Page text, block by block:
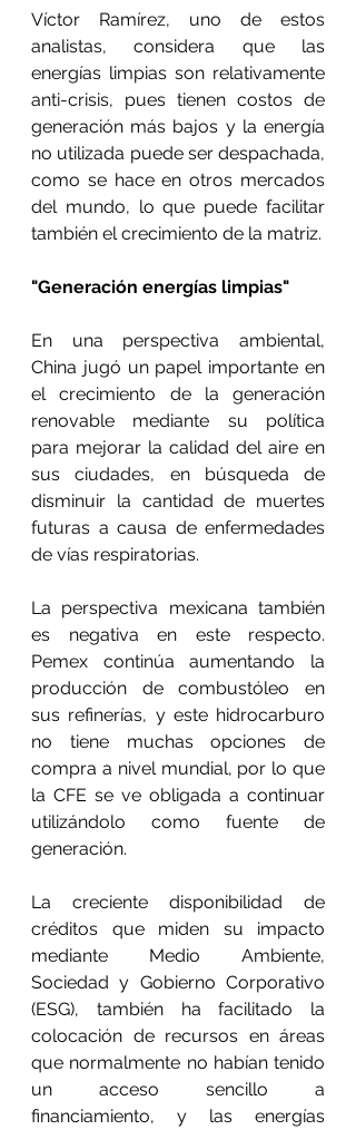
Víctor Ramírez, uno de estos
analistas, considera que las
energías limpias son relativamente
anti-crisis, pues tienen costos de
generación más bajos y la energía
no utilizada puede ser despachada,
como se hace en otros mercados
del mundo, lo que puede facilitar
también el crecimiento de la matriz.
"Generación energías limpias"
En una perspectiva ambiental,
China jugó un papel importante en
el crecimiento de la generación
renovable mediante su política
para mejorar la calidad del aire en
sus ciudades, en búsqueda de
disminuir la cantidad de muertes
futuras a causa de enfermedades
de vías respiratorias.
La perspectiva mexicana también
es negativa en este respecto.
Pemex continúa aumentando la
producción de combustóleo en
sus refinerías, y este hidrocarburo
no tiene muchas opciones de
compra a nivel mundial, por lo que
la CFE se ve obligada a continuar
utilizándolo como fuente de
generación.
La creciente disponibilidad de
créditos que miden su impacto
mediante Medio Ambiente,
Sociedad y Gobierno Corporativo
(ESG), también ha facilitado la
colocación de recursos en áreas
que normalmente no habían tenido
un acceso sencillo a
financiamiento, y las energías